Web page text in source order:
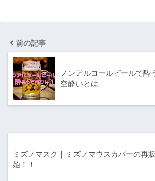
前の記事
ノンアルコールビールで酔
空酔いとは
ミズノマスク｜ミズノマウスカバーの再
始！！